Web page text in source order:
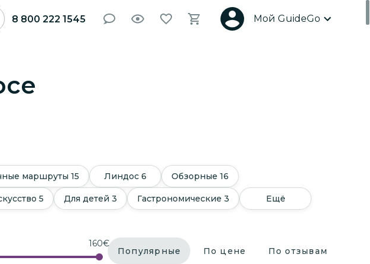
8 800 222 1545 Мой GuideGo
маршруты 15 Линдос 6 Обзорные 16
5 Для детей 3 Гастрономические 3 Ещё
160€
Популярные По цене По отзывам